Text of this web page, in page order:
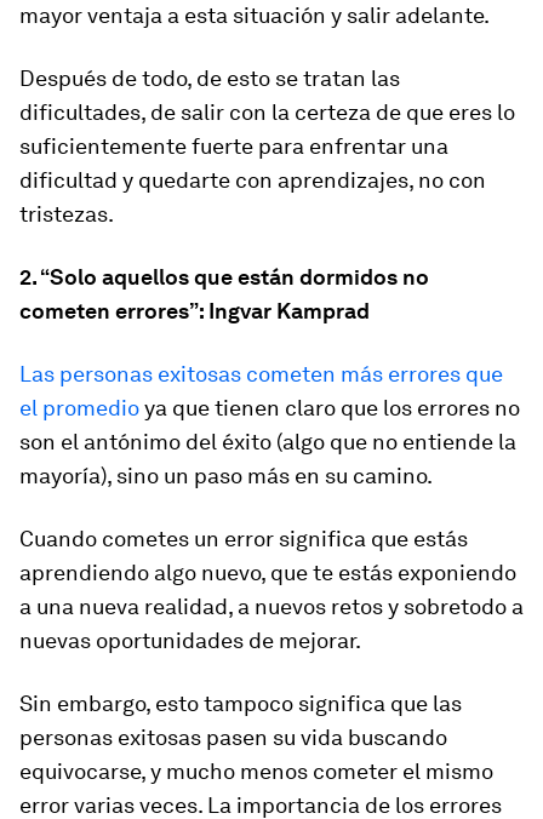
mayor ventaja a esta situación y salir adelante.
Después de todo, de esto se tratan las
dificultades, de salir con la certeza de que eres lo
suficientemente fuerte para enfrentar una
dificultad y quedarte con aprendizajes, no con
tristezas.
2.“Solo aquellos que están dormidos no
cometen errores”: Ingvar Kamprad
Las personas exitosas cometen más errores que
el promedioya que tienen claro que los errores no
son el antónimo del éxito (algo que no entiende la
mayoría), sino un paso más en su camino.
Cuando cometes un error significa que estás
aprendiendo algo nuevo, que te estás exponiendo
a una nueva realidad, a nuevos retos y sobretodo a
nuevas oportunidades de mejorar.
Sin embargo, esto tampoco significa que las
personas exitosas pasen su vida buscando
equivocarse, y mucho menos cometer el mismo
error varias veces. La importancia de los errores